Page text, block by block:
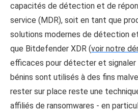
capacités de détection et de
service (MDR), soit en tant que
solutions modernes de détection
que Bitdefender XDR (voir notre
efficaces pour détecter et signaler
bénins sont utilisés à des fins
rester sur place reste une
affiliés de ransomwares - en